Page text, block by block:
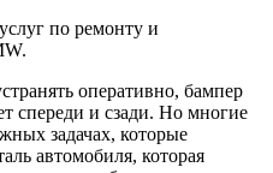
по ремонту и
оперативно, бампер
спереди и сзади. Но многие
задачах, которые
автомобиля, которая